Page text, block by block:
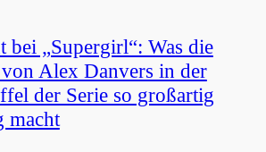
bei „Supergirl“: Was die
Alex Danvers in der
der Serie so großartig
macht